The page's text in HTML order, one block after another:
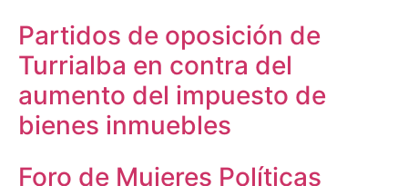
Partidos de oposición de
Turrialba en contra del
aumento del impuesto de
bienes inmuebles
Foro de Mujeres Políticas